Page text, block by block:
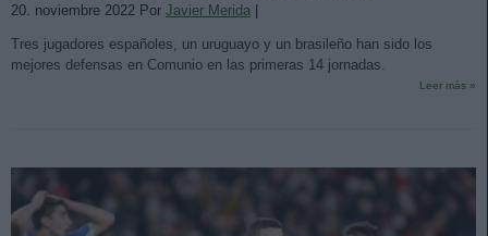
20. noviembre 2022 Por Javier Merida
Tres jugadores españoles, un uruguayo y un brasileño han sido los
mejores defensas en Comunio en las primeras 14 jornadas.
Leer más »